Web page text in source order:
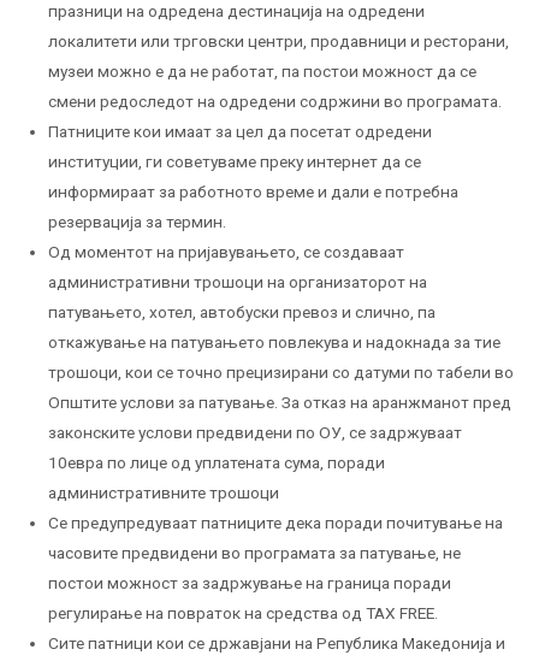
празници на одредена дестинација на одредени
локалитети или трговски центри, продавници и ресторани,
музеи можно е да не работат, па постои можност да се
смени редоследот на одредени содржини во програмата.
Патниците кои имаат за цел да посетат одредени
институции, ги советуваме преку интернет да се
информираат за работното време и дали е потребна
резервација за термин.
Од моментот на пријавувањето, се создаваат
административни трошоци на организаторот на
патувањето, хотел, автобуски превоз и слично, па
откажување на патувањето повлекува и надокнада за тие
трошоци, кои се точно прецизирани со датуми по табели во
Општите услови за патување. За отказ на аранжманот пред
законските услови предвидени по ОУ, се задржуваат
10евра по лице од уплатената сума, поради
административните трошоци
Се предупредуваат патниците дека поради почитување на
часовите предвидени во програмата за патување, не
постои можност за задржување на граница поради
регулирање на повраток на средства од TAX FREE.
Сите патници кои се државјани на Република Македонија и